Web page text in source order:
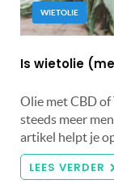
WIETOLIE
Is wietolie
Olie met CBD
steeds meer
artikel helpt je
LEES VERDER